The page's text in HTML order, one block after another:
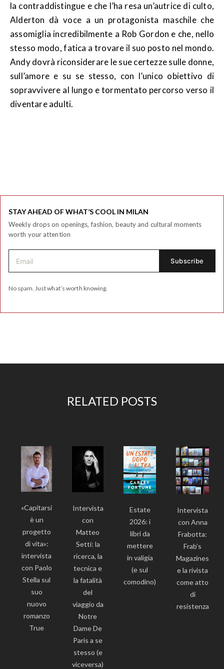
la contraddistingue e che l’ha resa un’autrice di culto,
Alderton dà voce a un protagonista maschile che
assomiglia incredibilmente a Rob Gordon e che, nello
stesso modo, fatica a trovare il suo posto nel mondo.
Andy dovrà riconsiderare le sue certezze sulle donne,
sull’amore e su se stesso, con l’unico obiettivo di
sopravvivere al lungo e tormentato percorso verso il
diventare adulti.
STAY AHEAD OF WHAT’S COOL IN MILAN
Weekly drops on openings, fashion, beauty and cultural moments
worth your attention
No spam. Just what’s worth knowing.
RELATED POSTS
«Capitarsi
è un
progetto
di vita»:
intervista
con Paolo
Stella sul
suo
nuovo
romanzo
True
Intervista
con
Matteo
Setti: la
ricerca, la
tecnica e
la fatalità
del
viaggio da
Notre
Dame De
Paris a se
stesso (e
viceversa)
Estate
2026: i
libri da
mettere
in valigia
(e sul
comodino)
Intervista
con Anna
Frabotta:
Frab’s
Magazines
e la rivista
come atto
di
resistenza